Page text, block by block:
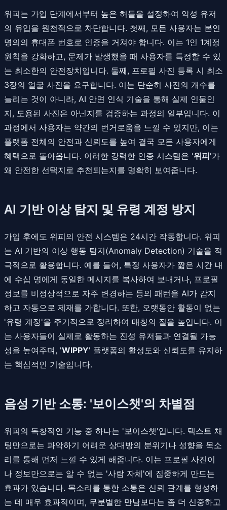
위피는 가입 단계에서부터 높은 허들을 설정하여 악성 유저
의 유입을 원천적으로 차단합니다. 첫째, 모든 사용자는 본인
명의의 휴대폰 번호로 인증을 거쳐야 합니다. 이는 1인 1계정
원칙을 강화하고, 문제가 발생했을 때 사용자를 특정할 수 있
는 최소한의 안전장치입니다. 둘째, 프로필 사진 등록 시 최소
3장의 얼굴 사진을 요구합니다. 이는 단순히 사진의 개수를
늘리는 것이 아니라, AI 안면 인식 기술을 통해 실제 인물인
지, 도용된 사진은 아닌지를 검증하는 과정의 일부입니다. 이
과정에서 사용자는 약간의 번거로움을 느낄 수 있지만, 이는
플랫폼 전체의 안전과 신뢰도를 높여 결국 모든 사용자에게
혜택으로 돌아옵니다. 이러한 강력한 인증 시스템은 '위피'가
왜 안전한 선택지로 추천되는지를 명확히 보여줍니다.
AI 기반 이상 탐지 및 유령 계정 방지
가입 후에도 위피의 안전 시스템은 24시간 작동합니다. 위피
는 AI 기반의 이상 행동 탐지(Anomaly Detection) 기술을 적
극적으로 활용합니다. 예를 들어, 특정 사용자가 짧은 시간 내
에 수십 명에게 동일한 메시지를 복사하여 보내거나, 프로필
정보를 비정상적으로 자주 변경하는 등의 패턴을 AI가 감지
하고 자동으로 제재를 가합니다. 또한, 오랫동안 활동이 없는
'유령 계정'을 주기적으로 정리하여 매칭의 질을 높입니다. 이
는 사용자들이 실제로 활동하는 진성 유저들과 연결될 가능
성을 높여주며, 'WIPPY' 플랫폼의 활성도와 신뢰도를 유지하
는 핵심적인 기술입니다.
음성 기반 소통: '보이스챗'의 차별점
위피의 독창적인 기능 중 하나는 '보이스챗'입니다. 텍스트 채
팅만으로는 파악하기 어려운 상대방의 분위기나 성향을 목소
리를 통해 먼저 느낄 수 있게 해줍니다. 이는 프로필 사진이
나 정보만으로는 알 수 없는 '사람 자체'에 집중하게 만드는
효과가 있습니다. 목소리를 통한 소통은 신뢰 관계를 형성하
는 데 매우 효과적이며, 무분별한 만남보다는 좀 더 신중하고